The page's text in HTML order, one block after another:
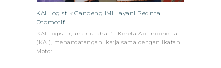
KAI Logistik Gandeng IMI Layani Pecinta
Otomotif
KAI Logistik, anak usaha PT Kereta Api Indonesia
(KAI), menandatangani kerja sama dengan Ikatan
Motor…